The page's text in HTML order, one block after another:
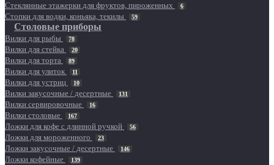
Стеклянные этажерки для фруктов, пироженных 6
Стопки для водки, коньяка, текилы 59
Столовые приборы
Вилки для рыбы 78
Вилки для стейка 20
Вилки для торта 89
Вилки для улиток 11
Вилки для устриц 10
Вилки закусочные / десертные 131
Вилки сервировочные 16
Вилки столовые 167
Ложки для кофе с длинной ручкой 56
Ложки для мороженного 23
Ложки закусочные / десертные 146
Ложки кофейные 139